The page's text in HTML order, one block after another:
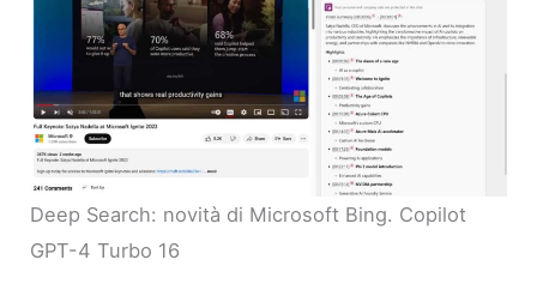
Deep Search: novità di Microsoft Bing. Copilot
GPT-4 Turbo 16